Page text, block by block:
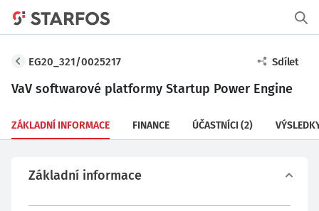
EG20_321/0025217 Sdílet
VaV softwarové platformy Startup Power Engine
ZÁKLADNÍ INFORMACE FINANCE ÚČASTNÍCI (2)
Základní informace